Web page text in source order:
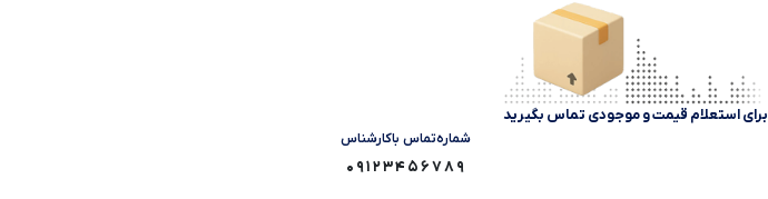
هندزفری شیائومی
هندزفری کیو سی وای
یخچال
آبمیوه گیری
آرام پز
برای استعلام قیمت و موجودی تماس بگیرید
شماره‌تماس‌ با‌کارشناس
09123456789